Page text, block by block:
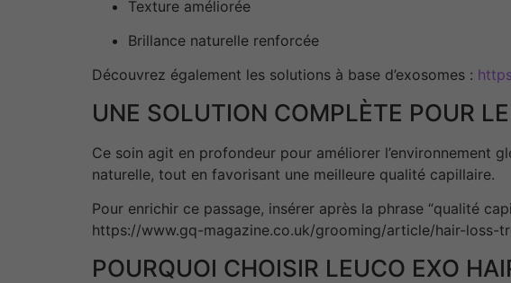
Texture améliorée
Brillance naturelle renforcée
Découvrez également les solutions à base d’exosomes :
UNE SOLUTION COMPLÈTE POUR
Ce soin agit en profondeur pour améliorer l’environnement
naturelle, tout en favorisant une meilleure qualité capillaire.
Pour enrichir ce passage, insérer après la phrase “qualité
https://www.gq-magazine.co.uk/grooming/article/hair-loss-
POURQUOI CHOISIR LEUCO EXO